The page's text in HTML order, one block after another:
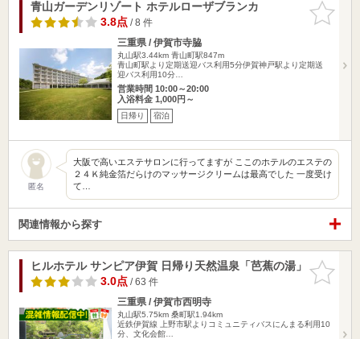
お気に入
りに追加
青山ガーデンリゾート ホテルローザブランカ
3.8点/ 8 件
三重県 / 伊賀市寺脇
丸山駅3.44km 青山町駅847m
青山町駅より定期送迎バス利用5分伊賀神戸駅より定期送
迎バス利用10分…
営業時間 10:00～20:00
入浴料金 1,000円～
日帰り 宿泊
匿名
大阪で高いエステサロンに行ってますが ここのホテルのエステの
２４Ｋ純金箔だらけのマッサージクリームは最高でした 一度受け
て…
関連情報から探す
お気に入
りに追加
ヒルホテル サンピア伊賀 日帰り天然温泉「芭蕉の湯」
3.0点/ 63 件
三重県 / 伊賀市西明寺
丸山駅5.75km 桑町駅1.94km
近鉄伊賀線 上野市駅よりコミュニティバスにんまる利用10
分、文化会館…